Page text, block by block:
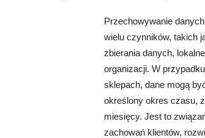
Przechowywanie
wielu czynników, takich
zbierania danych,
organizacji. W
sklepach, dane mogą
określony okres czasu,
miesięcy. Jest to
zachowań klientów,